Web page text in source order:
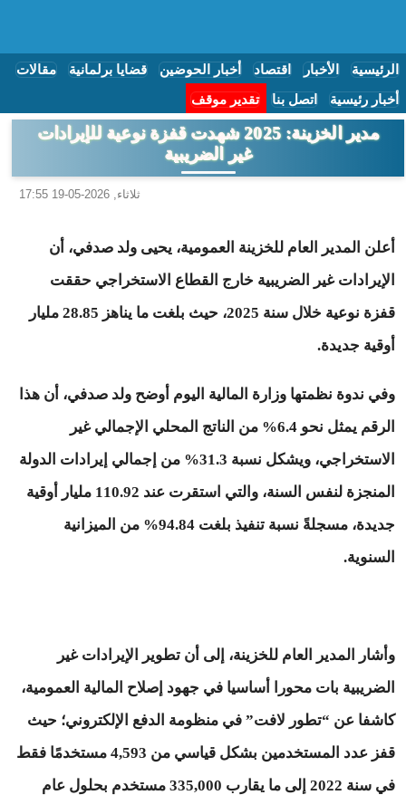
الرئيسية الأخبار اقتصاد أخبار الحوضين قضايا برلمانية مقالات
أخبار رئيسية اتصل بنا تقدير موقف
مدير الخزينة: 2025 شهدت قفزة نوعية للإيرادات
غير الضريبية
ثلاثاء, 2026-05-19 17:55
أعلن المدير العام للخزينة العمومية، يحيى ولد صدفي، أن
الإيرادات غير الضريبية خارج القطاع الاستخراجي حققت
قفزة نوعية خلال سنة 2025، حيث بلغت ما يناهز 28.85 مليار
أوقية جديدة.
وفي ندوة نظمتها وزارة المالية اليوم أوضح ولد صدفي، أن هذا
الرقم يمثل نحو 6.4% من الناتج المحلي الإجمالي غير
الاستخراجي، ويشكل نسبة 31.3% من إجمالي إيرادات الدولة
المنجزة لنفس السنة، والتي استقرت عند 110.92 مليار أوقية
جديدة، مسجلةً نسبة تنفيذ بلغت 94.84% من الميزانية
السنوية.
وأشار المدير العام للخزينة، إلى أن تطوير الإيرادات غير
الضريبية بات محورا أساسيا في جهود إصلاح المالية العمومية،
كاشفا عن “تطور لافت” في منظومة الدفع الإلكتروني؛ حيث
قفز عدد المستخدمين بشكل قياسي من 4,593 مستخدمًا فقط
في سنة 2022 إلى ما يقارب 335,000 مستخدم بحلول عام